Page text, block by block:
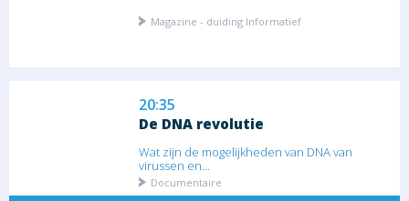
Magazine - duiding Informatief
20:35
De DNA revolutie
Wat zijn de mogelijkheden van DNA van
virussen en...
Documentaire